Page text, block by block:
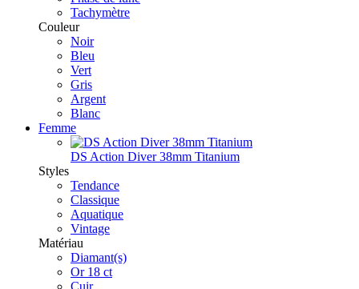
Tachymètre
Couleur
Noir
Bleu
Vert
Gris
Argent
Blanc
Femme
DS Action Diver 38mm Titanium
Styles
Tendance
Classique
Aquatique
Vintage
Matériau
Diamant(s)
Or 18 ct